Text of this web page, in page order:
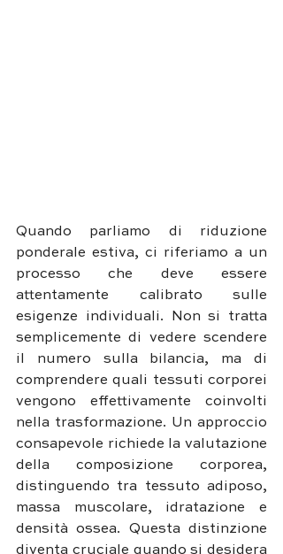
Quando parliamo di riduzione
ponderale estiva, ci riferiamo a un
processo che deve essere
attentamente calibrato sulle
esigenze individuali. Non si tratta
semplicemente di vedere scendere
il numero sulla bilancia, ma di
comprendere quali tessuti corporei
vengono effettivamente coinvolti
nella trasformazione. Un approccio
consapevole richiede la valutazione
della composizione corporea,
distinguendo tra tessuto adiposo,
massa muscolare, idratazione e
densità ossea. Questa distinzione
diventa cruciale quando si desidera